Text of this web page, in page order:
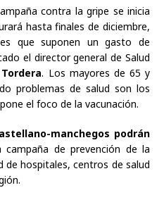
contra la gripe se inicia
hasta finales de diciembre,
que suponen un gasto de
el director general de Salud
. Los mayores de 65 y
problemas de salud son los
el foco de la vacunación.
manchegos podrán
campaña de prevención de la
de hospitales, centros de salud